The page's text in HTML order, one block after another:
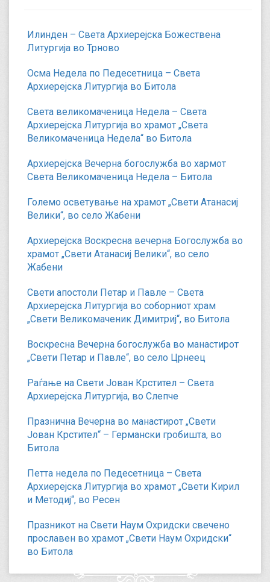
Илинден – Света Архиерејска Божествена
Литургија во Трново
Осма Недела по Педесетница – Света
Архиерејска Литургија во Битола
Света великомаченица Недела – Света
Архиерејска Литургија во храмот „Света
Великомаченица Недела“ во Битола
Архиерејска Вечерна богослужба во хармот
Света Великомаченица Недела – Битола
Големо осветување на храмот „Свети Атанасиј
Велики“, во село Жабени
Архиерејска Воскресна вечерна Богослужба во
храмот „Свети Атанасиј Велики“, во село
Жабени
Свети апостоли Петар и Павле – Света
Архиерејска Литургија во соборниот храм
„Свети Великомаченик Димитриј“, во Битола
Воскресна Вечерна богослужба во манастирот
„Свети Петар и Павле“, во село Црнеец
Раѓање на Свети Јован Крстител – Света
Архиерејска Литургија, во Слепче
Празнична Вечерна во манастирот „Свети
Јован Крстител“ – Германски гробишта, во
Битола
Петта недела по Педесетница – Света
Архиерејска Литургија во храмот „Свети Кирил
и Методиј“, во Ресен
Празникот на Свети Наум Охридски свечено
прославен во храмот „Свети Наум Охридски“
во Битола